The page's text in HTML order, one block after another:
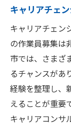
キャリアチェ
キャリアチェン
の作業員募集は
市では、さまざ
るチャンスがあ
経験を整理し、
えることが重要
キャリアコンサ